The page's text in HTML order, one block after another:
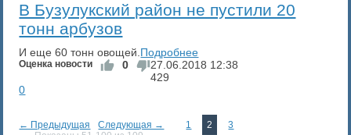
В Бузулукский район не пустили 20
тонн арбузов
И еще 60 тонн овощей. Подробнее
Оценка новости 0 27.06.2018 12:38
429
0
← Предыдущая Следующая → 1 2
3